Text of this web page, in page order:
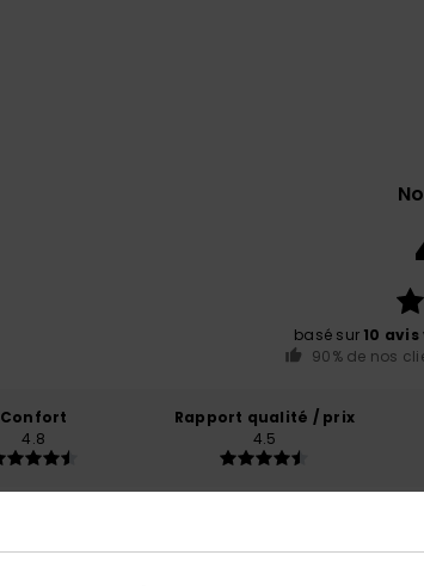
basé sur 10
90% de nos
Confort
4.8
Rapport qualité / prix
4.5
Lilian5 mars 2026